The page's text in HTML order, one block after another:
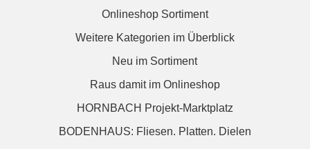
Onlineshop Sortiment
Weitere Kategorien im Überblick
Neu im Sortiment
Raus damit im Onlineshop
HORNBACH Projekt-Marktplatz
BODENHAUS: Fliesen. Platten. Dielen